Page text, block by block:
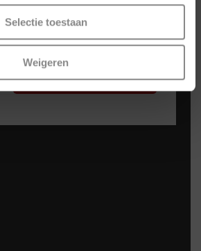
Selectie toestaan
Weigeren